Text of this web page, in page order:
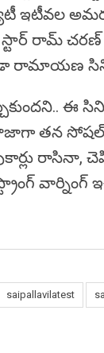
ఇటీవల
రామ్ చరణ్
రామాయణ
ఈ
తాజాగా తన
రాసినా,
saipallavilatest